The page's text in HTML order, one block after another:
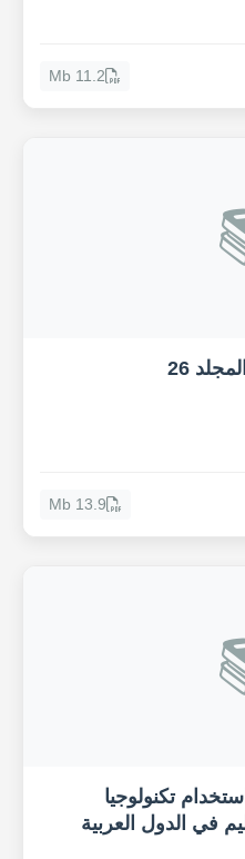
11.2 Mb
26
13.9 Mb
تكنولوجيا
في الدول العربية